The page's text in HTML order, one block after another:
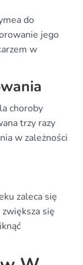
do
jego
w
choroby
trzy razy
w zależności
zaleca się
się